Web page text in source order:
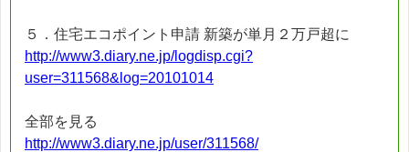
５．住宅エコポイント申請 新築が単月２万戸超に
http://www3.diary.ne.jp/logdisp.cgi?
user=311568&log=20101014
全部を見る
http://www3.diary.ne.jp/user/311568/